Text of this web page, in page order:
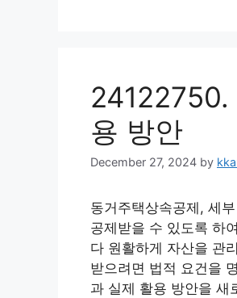
24122750.
용 방안
December 27, 2024 by
동거주택상속공제, 세
공제받을 수 있도록 하
다 원활하게 자산을 관
받으려면 법적 요건을
과 실제 활용 방안을 새